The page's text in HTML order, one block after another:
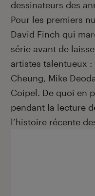
dessinateurs des
Pour les premiers
David Finch qui
série avant de
artistes talentueux :
Cheung, Mike
Coipel. De quoi en
pendant la lecture
l’histoire récente